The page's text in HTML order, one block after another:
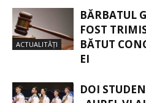
ACTUALITĂȚI
BĂRBATUL
FOST
BĂTUT
EI
DOI